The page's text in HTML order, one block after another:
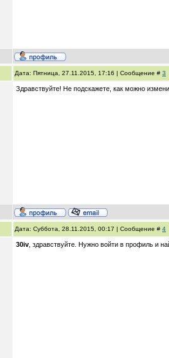
Дата: Пятница, 27.11.2015, 17:16 | Сообщение # 3
Здравствуйте! Не подскажете, как можно
Дата: Суббота, 28.11.2015, 00:17 | Сообщение # 4
30iv , здравствуйте. Нужно войти в профиль и